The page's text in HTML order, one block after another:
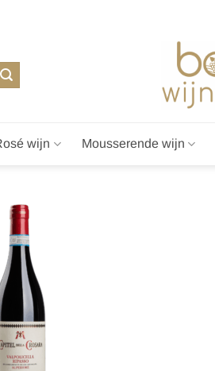
wijn Mousserende wijn